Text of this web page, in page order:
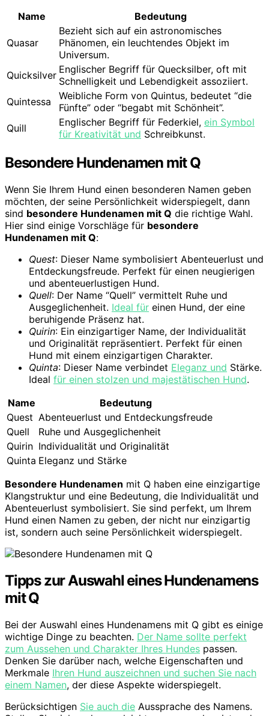
Name Bedeutung
Quasar
Bezieht sich auf ein astronomisches
Phänomen, ein leuchtendes Objekt im
Universum.
Quicksilver Englischer Begriff für Quecksilber, oft mit
Schnelligkeit und Lebendigkeit assoziiert.
Quintessa
Weibliche Form von Quintus, bedeutet “die
Fünfte” oder “begabt mit Schönheit”.
Quill
Englischer Begriff für Federkiel, ein Symbol
für Kreativität und Schreibkunst.
Besondere Hundenamen mit Q
Wenn Sie Ihrem Hund einen besonderen Namen geben
möchten, der seine Persönlichkeit widerspiegelt, dann
sind besondere Hundenamen mit Q die richtige Wahl.
Hier sind einige Vorschläge für besondere
Hundenamen mit Q:
Quest: Dieser Name symbolisiert Abenteuerlust und
Entdeckungsfreude. Perfekt für einen neugierigen
und abenteuerlustigen Hund.
Quell: Der Name “Quell” vermittelt Ruhe und
Ausgeglichenheit. Ideal für einen Hund, der eine
beruhigende Präsenz hat.
Quirin: Ein einzigartiger Name, der Individualität
und Originalität repräsentiert. Perfekt für einen
Hund mit einem einzigartigen Charakter.
Quinta: Dieser Name verbindet Eleganz und Stärke.
Ideal für einen stolzen und majestätischen Hund.
Name
Bedeutung
Quest Abenteuerlust und Entdeckungsfreude
Quell
Ruhe und Ausgeglichenheit
Quirin Individualität und Originalität
Quinta Eleganz und Stärke
Besondere Hundenamen mit Q haben eine einzigartige
Klangstruktur und eine Bedeutung, die Individualität und
Abenteuerlust symbolisiert. Sie sind perfekt, um Ihrem
Hund einen Namen zu geben, der nicht nur einzigartig
ist, sondern auch seine Persönlichkeit widerspiegelt.
Tipps zur Auswahl eines Hundenamens
mit Q
Bei der Auswahl eines Hundenamens mit Q gibt es einige
wichtige Dinge zu beachten. Der Name sollte perfekt
zum Aussehen und Charakter Ihres Hundes passen.
Denken Sie darüber nach, welche Eigenschaften und
Merkmale Ihren Hund auszeichnen und suchen Sie nach
einem Namen, der diese Aspekte widerspiegelt.
Berücksichtigen Sie auch die Aussprache des Namens.